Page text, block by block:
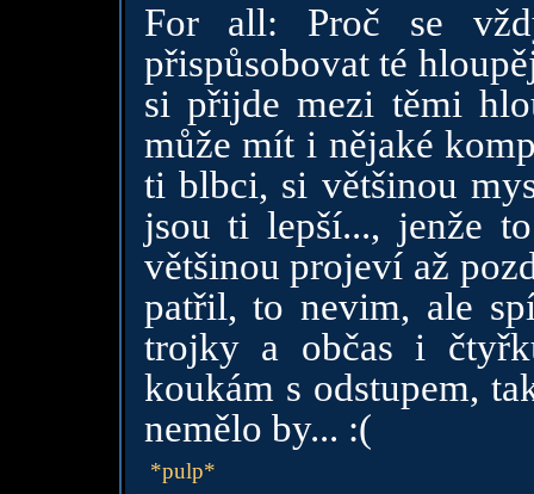
For all: Proč se
přispůsobovat té
si přijde mezi těmi
může mít i nějaké
ti blbci, si většinou
jsou ti lepší..., jenže
většinou projeví až
patřil, to nevim, ale
trojky a občas i
koukám s odstupem,
nemělo by... :(
*pulp*